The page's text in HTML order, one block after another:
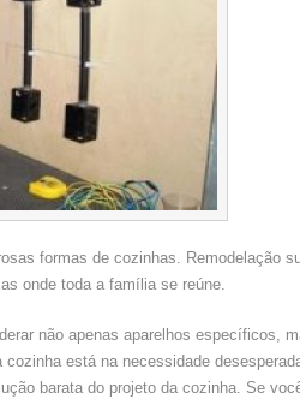
formas de cozinhas. Remodelação
onde toda a família se reúne.
não apenas aparelhos específicos,
está na necessidade
barata do projeto da cozinha. Se